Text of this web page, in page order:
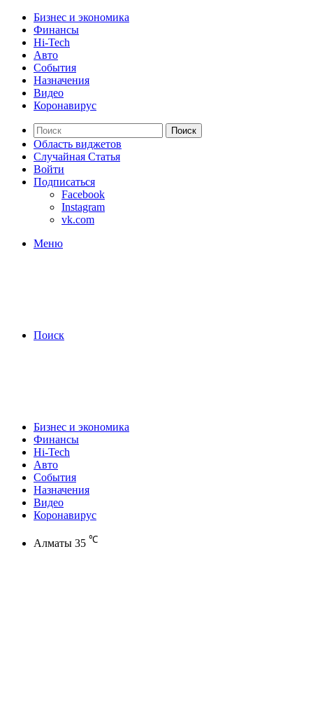
Бизнес и экономика
Финансы
Hi-Tech
Авто
События
Назначения
Видео
Коронавирус
Поиск
Область виджетов
Случайная Статья
Войти
Подписаться
Facebook
Instagram
vk.com
Меню
Поиск
Бизнес и экономика
Финансы
Hi-Tech
Авто
События
Назначения
Видео
Коронавирус
Алматы 35 ℃